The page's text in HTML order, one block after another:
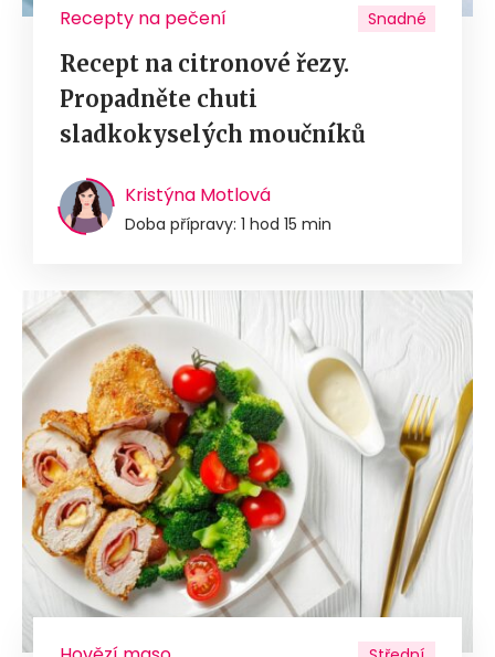
Recepty na pečení Snadné
Recept na citronové řezy.
Propadněte chuti
sladkokyselých moučníků
Kristýna Motlová
Doba přípravy: 1 hod 15 min